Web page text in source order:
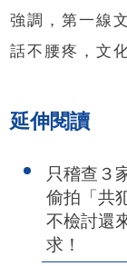
強調，第一線
話不腰疼，文
延伸閱讀
只稽查３
偷拍「共
不檢討還
求！